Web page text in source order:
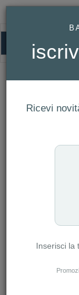
HOMEPAGE
Ref.Ricevi
Inserisci la